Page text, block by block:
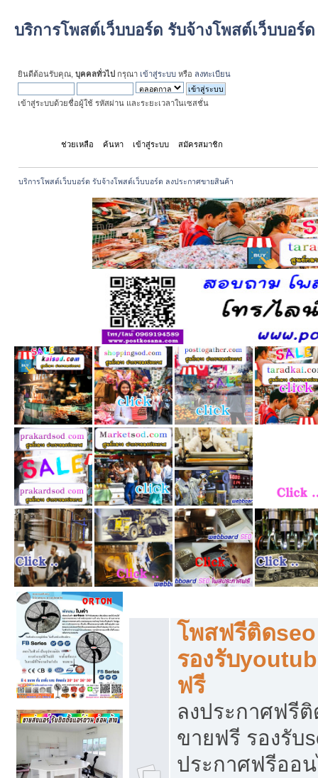
บริการโพสต์เว็บบอร์ด รับจ้างโพสต์เว็บบอร์
ยินดีต้อนรับคุณ, บุคคลทั่วไป กรุณา เข้าสู่ระบบ หรือ ลงทะเบียน
เข้าสู่ระบบด้วยชื่อผู้ใช้ รหัสผ่าน และระยะเวลาในเซสชั่น
ช่วยเหลือ ค้นหา เข้าสู่ระบบ สมัครสมาชิก
บริการโพสต์เว็บบอร์ด รับจ้างโพสต์เว็บบอร์ด ลงประกาศขายสินค้า
โพสฟรีติด
รองรับ
ฟรี
ลงประกาศฟรีติ
ขายฟรี รองรับ
ประกาศฟรีออ